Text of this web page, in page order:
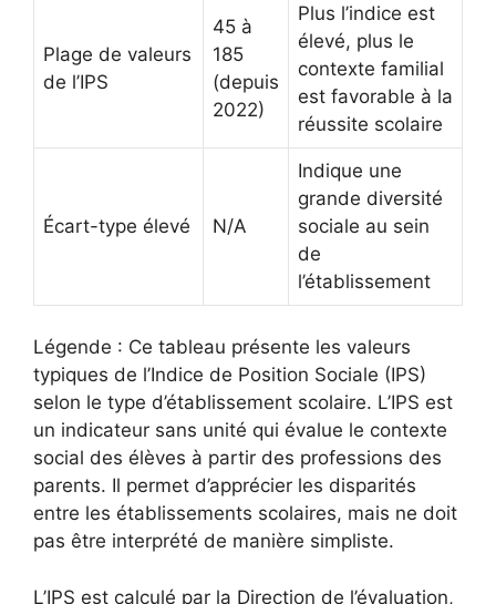
Plage de valeurs
de l’IPS
45 à
185
(depuis
2022)
Plus l’indice est
élevé, plus le
contexte familial
est favorable à la
réussite scolaire
Écart-type élevé N/A
Indique une
grande diversité
sociale au sein
de
l’établissement
Légende : Ce tableau présente les valeurs
typiques de l’Indice de Position Sociale (IPS)
selon le type d’établissement scolaire. L’IPS est
un indicateur sans unité qui évalue le contexte
social des élèves à partir des professions des
parents. Il permet d’apprécier les disparités
entre les établissements scolaires, mais ne doit
pas être interprété de manière simpliste.
L’IPS est calculé par la Direction de l’évaluation,